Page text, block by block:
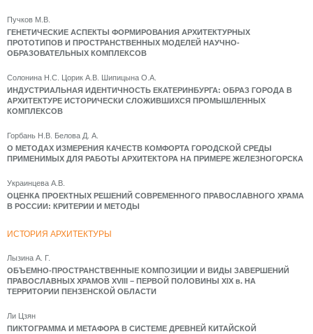
Пучков М.В.
ГЕНЕТИЧЕСКИЕ АСПЕКТЫ ФОРМИРОВАНИЯ АРХИТЕКТУРНЫХ
ПРОТОТИПОВ И ПРОСТРАНСТВЕННЫХ МОДЕЛЕЙ НАУЧНО-
ОБРАЗОВАТЕЛЬНЫХ КОМПЛЕКСОВ
Солонина Н.С. Цорик А.В. Шипицына О.А.
ИНДУСТРИАЛЬНАЯ ИДЕНТИЧНОСТЬ ЕКАТЕРИНБУРГА: ОБРАЗ ГОРОДА В
АРХИТЕКТУРЕ ИСТОРИЧЕСКИ СЛОЖИВШИХСЯ ПРОМЫШЛЕННЫХ
КОМПЛЕКСОВ
Горбань Н.В. Белова Д. А.
О МЕТОДАХ ИЗМЕРЕНИЯ КАЧЕСТВ КОМФОРТА ГОРОДСКОЙ СРЕДЫ
ПРИМЕНИМЫХ ДЛЯ РАБОТЫ АРХИТЕКТОРА НА ПРИМЕРЕ ЖЕЛЕЗНОГОРСКА
Украинцева А.В.
ОЦЕНКА ПРОЕКТНЫХ РЕШЕНИЙ СОВРЕМЕННОГО ПРАВОСЛАВНОГО ХРАМА
В РОССИИ: КРИТЕРИИ И МЕТОДЫ
ИСТОРИЯ АРХИТЕКТУРЫ
Лызина А. Г.
ОБЪЕМНО-ПРОСТРАНСТВЕННЫЕ КОМПОЗИЦИИ И ВИДЫ ЗАВЕРШЕНИЙ
ПРАВОСЛАВНЫХ ХРАМОВ XVIII – ПЕРВОЙ ПОЛОВИНЫ XIX в. НА
ТЕРРИТОРИИ ПЕНЗЕНСКОЙ ОБЛАСТИ
Ли Цзян
ПИКТОГРАММА И МЕТАФОРА В СИСТЕМЕ ДРЕВНЕЙ КИТАЙСКОЙ